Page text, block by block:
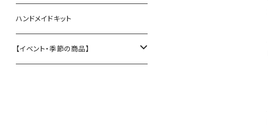
目印チャーム
ハンドメイドキット
【イベント・季節の商品】